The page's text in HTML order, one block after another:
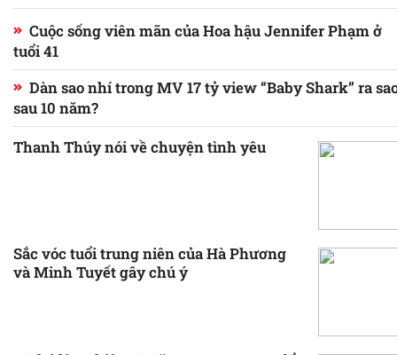
tuổi 41
sau 10 năm?
Thanh Thúy nói về chuyện tình yêu
Sắc vóc tuổi trung niên của Hà Phương
và Minh Tuyết gây chú ý